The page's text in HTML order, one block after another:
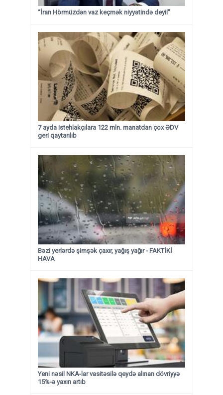
“İran Hörmüzdən vaz keçmək niyyətində deyil”
7 ayda istehlakçılara 122 mln. manatdan çox ƏDV
geri qaytarılıb
Bəzi yerlərdə şimşək çaxır, yağış yağır - FAKTİKİ
HAVA
Yeni nəsil NKA-lar vasitəsilə qeydə alınan dövriyyə
15%-ə yaxın artıb